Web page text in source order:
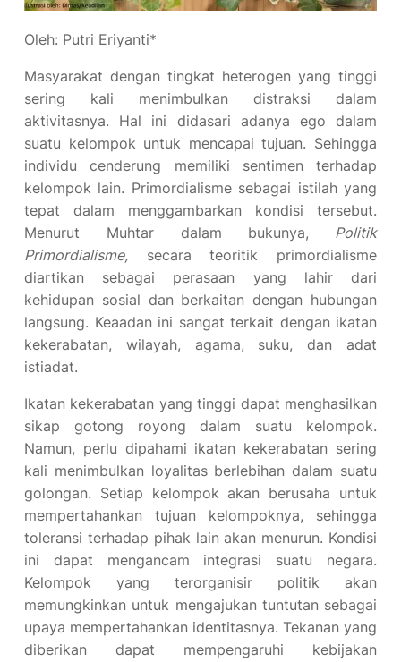
Oleh: Putri Eriyanti*
Masyarakat dengan tingkat heterogen yang tinggi
sering kali menimbulkan distraksi dalam
aktivitasnya. Hal ini didasari adanya ego dalam
suatu kelompok untuk mencapai tujuan. Sehingga
individu cenderung memiliki sentimen terhadap
kelompok lain. Primordialisme sebagai istilah yang
tepat dalam menggambarkan kondisi tersebut.
Menurut Muhtar dalam bukunya, Politik
Primordialisme, secara teoritik primordialisme
diartikan sebagai perasaan yang lahir dari
kehidupan sosial dan berkaitan dengan hubungan
langsung. Keaadan ini sangat terkait dengan ikatan
kekerabatan, wilayah, agama, suku, dan adat
istiadat.
Ikatan kekerabatan yang tinggi dapat menghasilkan
sikap gotong royong dalam suatu kelompok.
Namun, perlu dipahami ikatan kekerabatan sering
kali menimbulkan loyalitas berlebihan dalam suatu
golongan. Setiap kelompok akan berusaha untuk
mempertahankan tujuan kelompoknya, sehingga
toleransi terhadap pihak lain akan menurun. Kondisi
ini dapat mengancam integrasi suatu negara.
Kelompok yang terorganisir politik akan
memungkinkan untuk mengajukan tuntutan sebagai
upaya mempertahankan identitasnya. Tekanan yang
diberikan dapat mempengaruhi kebijakan